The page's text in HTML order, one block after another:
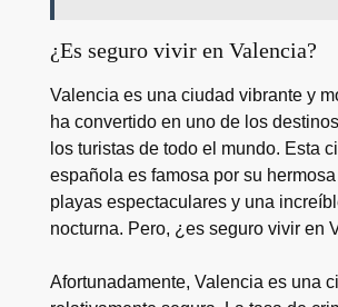
¿Es seguro vivir en Valencia?
Valencia es una ciudad vibrante y
ha convertido en uno de los
los turistas de todo el mundo. Esta
española es famosa por su
playas espectaculares y una
nocturna. Pero, ¿es seguro vivir en
Afortunadamente, Valencia es una